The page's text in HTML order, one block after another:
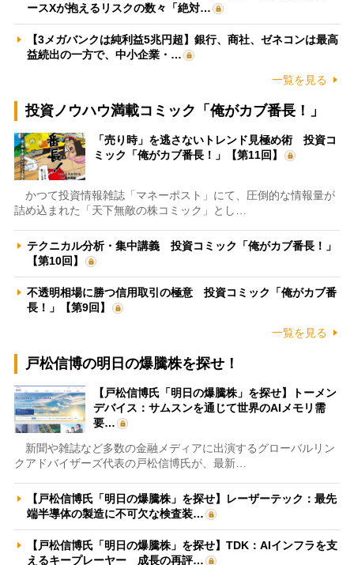
ースXが抱えるリスクの数々「絶対…
【3メガバンクは純利益5兆円超】銀行、商社、ゼネコンは最高
益続出の一方で、中小企業・…
一覧を見る
投資ノウハウ満載コミック「俺がカブ番長！」
「売り時」を逃さないトレンド見極め術 投資コ
ミック「俺がカブ番長！」【第11回】
かつて投資情報雑誌「マネーポスト」にて、圧倒的な情報量が
詰め込まれた「天下無敵の株コミック」とし…
テクニカル分析・集中講義 投資コミック「俺がカブ番長！」
【第10回】
不透明相場に勝つ信用取引の極意 投資コミック「俺がカブ番
長！」【第9回】
一覧を見る
戸松信博の明日の爆騰株を探せ！
【戸松信博氏「明日の爆騰株」を探せ】トーメン
デバイス：サムスンを通じて世界のAIメモリ需
要…
新聞や雑誌など多数の金融メディアに出演するグローバルリン
クアドバイザーズ代表の戸松信博氏が、最新…
【戸松信博氏「明日の爆騰株」を探せ】レーザーテック：最先
端半導体の製造に不可欠な検査装…
【戸松信博氏「明日の爆騰株」を探せ】TDK：AIインフラを支
えるキープレーヤー 成長の再評…